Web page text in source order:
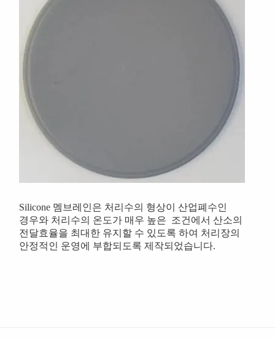
Silicone 멤브레인은 처리수의 형상이 산업폐수인
경우와 처리수의 온도가 매우 높은 조건에서 산소의
전달효율을 최대한 유지할 수 있도록 하여 처리장의
안정적인 운영에 부합되도록 제작되었습니다.